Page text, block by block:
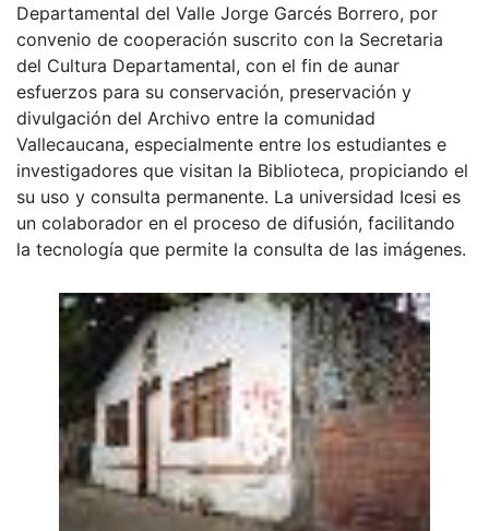
Departamental del Valle Jorge Garcés Borrero, por
convenio de cooperación suscrito con la Secretaria
del Cultura Departamental, con el fin de aunar
esfuerzos para su conservación, preservación y
divulgación del Archivo entre la comunidad
Vallecaucana, especialmente entre los estudiantes e
investigadores que visitan la Biblioteca, propiciando el
su uso y consulta permanente. La universidad Icesi es
un colaborador en el proceso de difusión, facilitando
la tecnología que permite la consulta de las imágenes.